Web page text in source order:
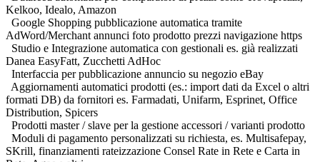
Kelkoo, Idealo, Amazon
Google Shopping pubblicazione automatica tramite
AdWord/Merchant annunci foto prodotto prezzi navigazione https
Studio e Integrazione automatica con gestionali es. già realizzati
Danea EasyFatt, Zucchetti AdHoc
Interfaccia per pubblicazione annuncio su negozio eBay
Aggiornamenti automatici prodotti (es.: import dati da Excel o altri
formati DB) da fornitori es. Farmadati, Unifarm, Esprinet, Office
Distribution, Spicers
Prodotti master / slave per la gestione accessori / varianti prodotto
Moduli di pagamento personalizzati su richiesta, es. Multisafepay,
SKrill, finanziamenti rateizzazione Consel Rate in Rete e Carta in